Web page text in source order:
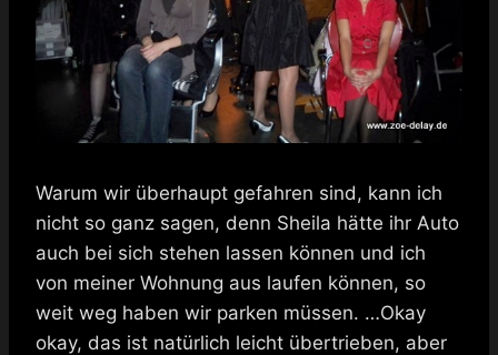
Warum wir überhaupt gefahren sind, kann ich
nicht so ganz sagen, denn Sheila hätte ihr Auto
auch bei sich stehen lassen können und ich
von meiner Wohnung aus laufen können, so
weit weg haben wir parken müssen. …Okay
okay, das ist natürlich leicht übertrieben, aber